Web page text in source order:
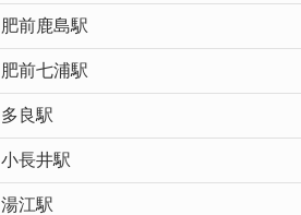
肥前鹿島駅
肥前七浦駅
多良駅
小長井駅
湯江駅